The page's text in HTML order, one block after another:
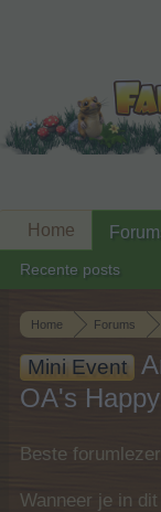
Home Forums
Mini Event
OA's
Beste
Wanneer je in
Home
Recente posts